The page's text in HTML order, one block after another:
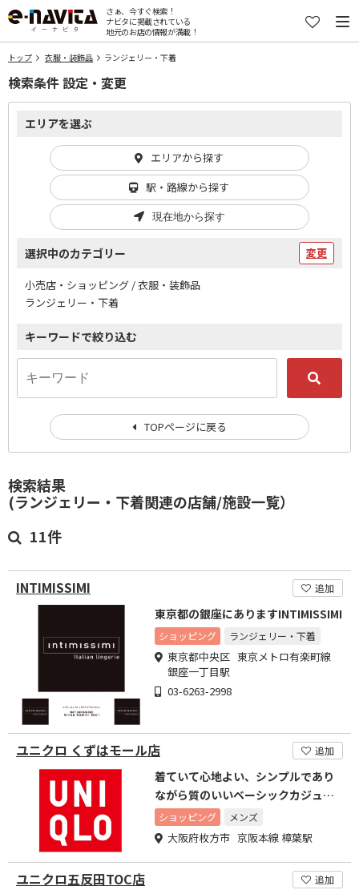
さぁ、今すぐ検索！
ナビタに掲載されている
地元のお店の情報が満載！
トップ 衣服・装飾品 ランジェリー・下着
検索結果
(ランジェリー・下着関連の店舗/施設一覧）
11件
INTIMISSIMI 追加
東京都の銀座にありますINTIMISSIMI
ショッピング ランジェリー・下着
東京都中央区 東京メトロ有楽町線
銀座一丁目駅
03-6263-2998
ユニクロ くずはモール店 追加
着ていて心地よい、シンプルであり
ながら質のいいベーシックカジュア
ルをご提供します。
ショッピング メンズ
大阪府枚方市 京阪本線 樟葉駅
ユニクロ五反田TOC店 追加
検索条件 設定・変更
エリアを選ぶ
エリアから探す
駅・路線から探す
現在地から探す
選択中のカテゴリー 変更
小売店・ショッピング / 衣服・装飾品
ランジェリー・下着
キーワードで絞り込む
TOPページに戻る